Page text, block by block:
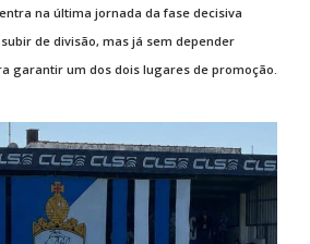
na última jornada da fase decisiva
de divisão, mas já sem depender
garantir um dos dois lugares de promoção.